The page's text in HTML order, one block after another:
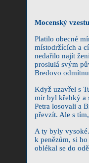
Mocenský
Platilo obecné
místodržících a
nedařilo najít
proslulá svým
Bredovo
Když uzavřel s
mír byl křehký a
Petra losovali a
převzít. Ale s
A ty byly
k penězům, si
oblékal se do